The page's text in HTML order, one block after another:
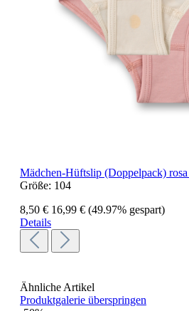
Mädchen-Hüftslip (Doppelpack)
Größe: 104
8,50 € 16,99 € (49.97% gespart)
Details
Ähnliche Artikel
Produktgalerie überspringen